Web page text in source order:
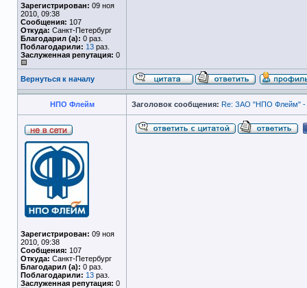
Зарегистрирован: 09 ноя
2010, 09:38
Сообщения: 107
Откуда: Санкт-Петербург
Благодарил (а): 0 раз.
Поблагодарили: 13 раз.
Заслуженная репутация: 0
Вернуться к началу
НПО Флейм Заголовок сообщения: Re: ЗАО "НПО Флейм" -
Зарегистрирован: 09 ноя
2010, 09:38
Сообщения: 107
Откуда: Санкт-Петербург
Благодарил (а): 0 раз.
Поблагодарили: 13 раз.
Заслуженная репутация: 0